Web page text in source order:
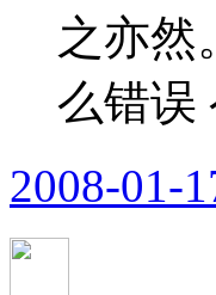
之亦然
么错误
2008-01-